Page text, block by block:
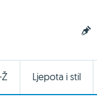
Ljepota i stil